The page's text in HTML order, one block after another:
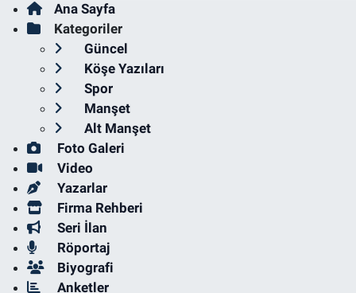
Ana Sayfa
Kategoriler
Güncel
Köşe Yazıları
Spor
Manşet
Alt Manşet
Foto Galeri
Video
Yazarlar
Firma Rehberi
Seri İlan
Röportaj
Biyografi
Anketler